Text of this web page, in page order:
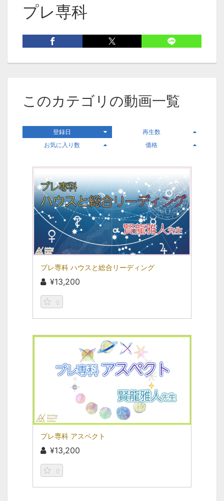
プレ専科
このカテゴリの動画一覧
登録日
再生数
お気に入り数
価格
プレ専科 ハウスと総合リーディング
¥13,200
0
プレ専科 アスペクト
¥13,200
0